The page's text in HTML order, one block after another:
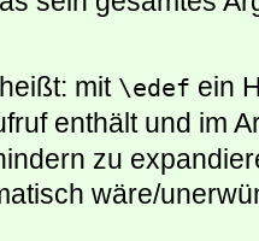
mit \edef ein
enthält und im
zu
wäre/